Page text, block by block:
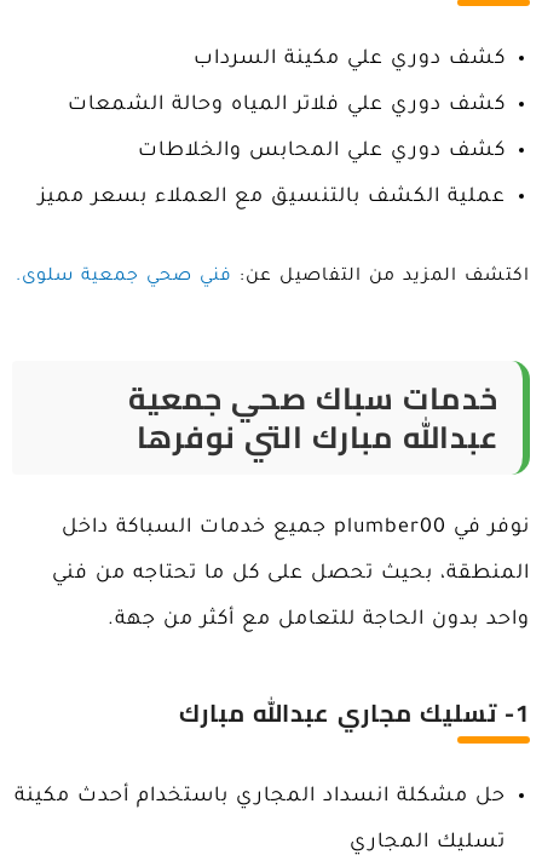
كشف دوري علي مكينة السرداب
كشف دوري علي فلاتر المياه وحالة الشمعات
كشف دوري علي المحابس والخلاطات
عملية الكشف بالتنسيق مع العملاء بسعر مميز
اكتشف المزيد من التفاصيل عن: فني صحي جمعية سلوى.
خدمات سباك صحي جمعية
عبدالله مبارك التي نوفرها
نوفر في plumber00 جميع خدمات السباكة داخل
المنطقة، بحيث تحصل على كل ما تحتاجه من فني
واحد بدون الحاجة للتعامل مع أكثر من جهة.
1- تسليك مجاري عبدالله مبارك
حل مشكلة انسداد المجاري باستخدام أحدث مكينة
تسليك المجاري